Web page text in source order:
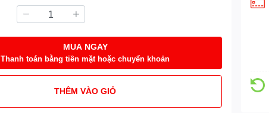
MUA NGAY
Thanh toán bằng tiền mặt hoặc chuyển khoản
THÊM VÀO GIỎ